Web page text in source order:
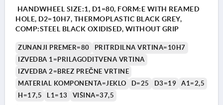
HANDWHEEL SIZE:1, D1=80, FORM:E WITH REAMED
HOLE, D2=10H7, THERMOPLASTIC BLACK GREY,
COMP:STEEL BLACK OXIDISED, WITHOUT GRIP
ZUNANJI PREMER=80
PRITRDILNA VRTINA=10H7
IZVEDBA 1=PRILAGODITVENA VRTINA
IZVEDBA 2=BREZ PREČNE VRTINE
MATERIAL KOMPONENTA=JEKLO
D=25 D3=19
A1=2,5
H=17,5
L1=13 VIŠINA=37,5